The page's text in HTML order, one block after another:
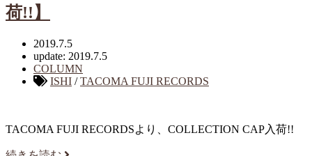
荷!!】
2019.7.5
update: 2019.7.5
COLUMN
ISHI /TACOMA FUJI RECORDS
TACOMA FUJI RECORDSより、COLLECTION CAP入荷!!